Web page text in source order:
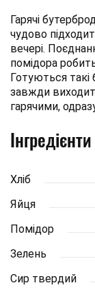
Гарячі
чудово
вечері.
помідора
Готуються такі
завжди
гарячими,
Інгредієнти
Хліб
Яйця
Помідор
Зелень
Сир твердий